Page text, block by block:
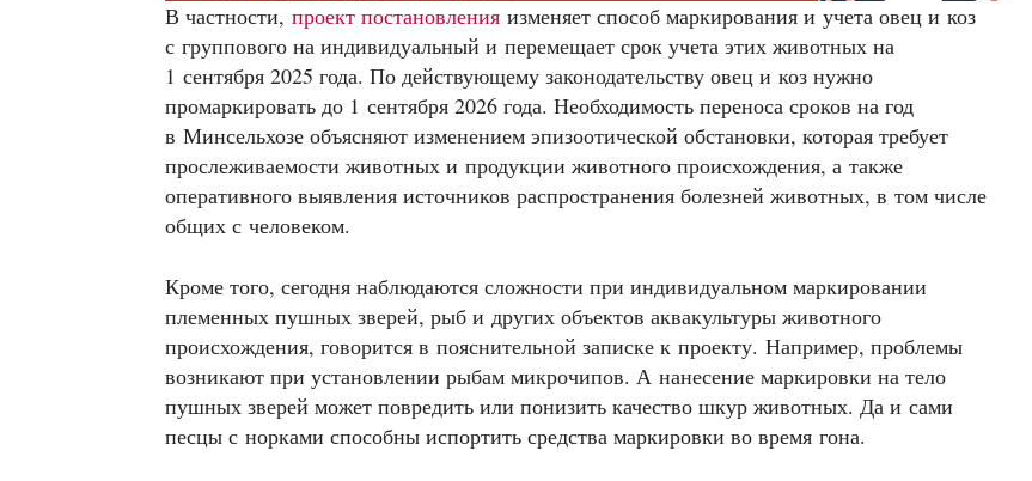
В частности, проект постановления изменяет способ маркирования и учета овец и коз
с группового на индивидуальный и перемещает срок учета этих животных на
1 сентября 2025 года. По действующему законодательству овец и коз нужно
промаркировать до 1 сентября 2026 года. Необходимость переноса сроков на год
в Минсельхозе объясняют изменением эпизоотической обстановки, которая требует
прослеживаемости животных и продукции животного происхождения, а также
оперативного выявления источников распространения болезней животных, в том числе
общих с человеком.
Кроме того, сегодня наблюдаются сложности при индивидуальном маркировании
племенных пушных зверей, рыб и других объектов аквакультуры животного
происхождения, говорится в пояснительной записке к проекту. Например, проблемы
возникают при установлении рыбам микрочипов. А нанесение маркировки на тело
пушных зверей может повредить или понизить качество шкур животных. Да и сами
песцы с норками способны испортить средства маркировки во время гона.